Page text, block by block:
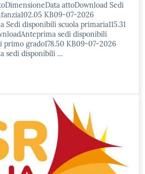
attoDownload Sedi
KB09-07-2026
Sedi disponibili scuola primaria115.31
sedi disponibili
primo grado178.50 KB09-07-2026
sedi disponibili …